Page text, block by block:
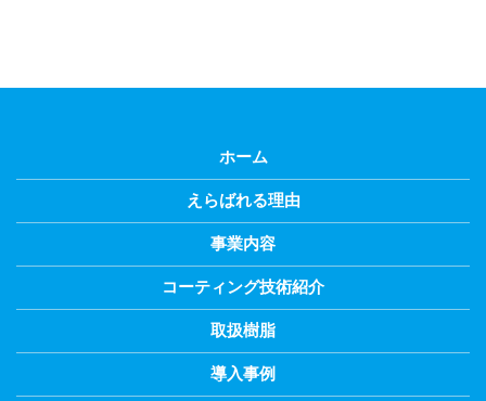
ホーム
えらばれる理由
事業内容
コーティング技術紹介
取扱樹脂
導入事例